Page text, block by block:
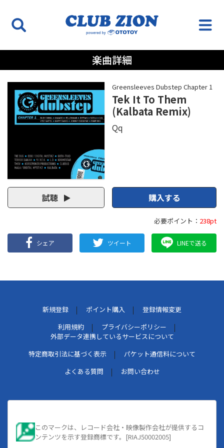
楽曲詳細
Greensleeves Dubstep Chapter 1
Tek It To Them
(Kalbata Remix)
Qq
試聴 購入する
必要ポイント： 238pt
シェア ツイート LINEで送る
新規登録 ポイント購入
登録情報変更
利用規約
プライバシーポリシー
外部データ連携しているサービスについて
特定商取引法に基づく表示
パケット通信料について
よくある質問
お問い合わせ
このマークは、レコード会社・映像製作会社が提供するコ
ンテンツを示す登録商標です。[RIAJ50002005]